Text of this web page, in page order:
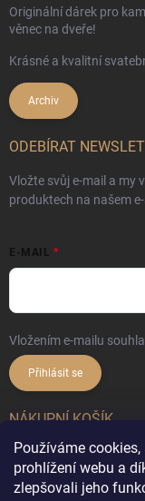
Používáme
prohlížení webu a
zlepšovali jeho
Originální dárek pro
věnec na dveře!
Krásné a kvalitní
Archiv
ODEBÍRAT
Vložte svůj e-mail a my
produktech na našem
E-MAIL
Vložením e-mailu
Přihlásit se
NÁKUPNÍ KOŠÍK